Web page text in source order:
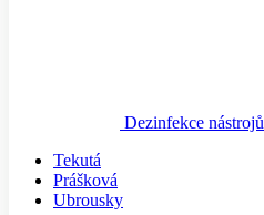
Dezinfekce nástrojů
Tekutá
Prášková
Ubrousky